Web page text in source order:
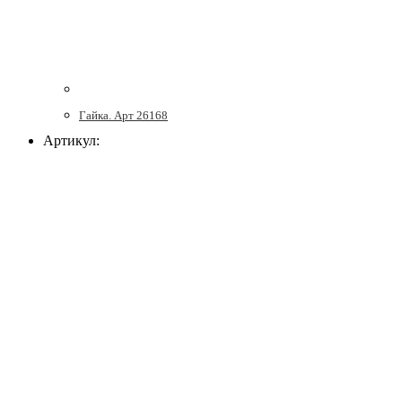
Гайка. Арт 26168
Артикул: